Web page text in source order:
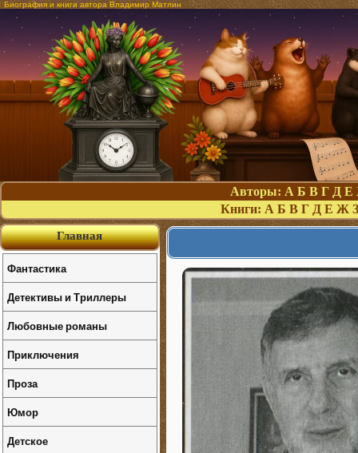
Биография и книги автора Владимир Матлин
Авторы: А Б В Г Д Е
Книги: А Б В Г Д Е Ж З
Главная
Фантастика
Детективы и Триллеры
Любовные романы
Приключения
Проза
Юмор
Детское